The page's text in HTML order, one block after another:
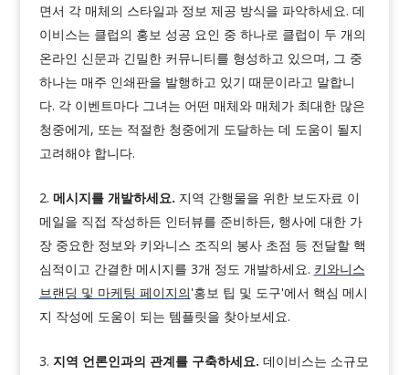
면서 각 매체의 스타일과 정보 제공 방식을 파악하세요. 데
이비스는 클럽의 홍보 성공 요인 중 하나로 클럽이 두 개의
온라인 신문과 긴밀한 커뮤니티를 형성하고 있으며, 그 중
하나는 매주 인쇄판을 발행하고 있기 때문이라고 말합니
다. 각 이벤트마다 그녀는 어떤 매체와 매체가 최대한 많은
청중에게, 또는 적절한 청중에게 도달하는 데 도움이 될지
고려해야 합니다.
메시지를 개발하세요. 지역 간행물을 위한 보도자료 이
메일을 직접 작성하든 인터뷰를 준비하든, 행사에 대한 가
장 중요한 정보와 키와니스 조직의 봉사 초점 등 전달할 핵
심적이고 간결한 메시지를 3개 정도 개발하세요. 키와니스
브랜딩 및 마케팅 페이지의'홍보 팁 및 도구'에서 핵심 메시
지 작성에 도움이 되는 템플릿을 찾아보세요.
지역 언론인과의 관계를 구축하세요. 데이비스는 소규모